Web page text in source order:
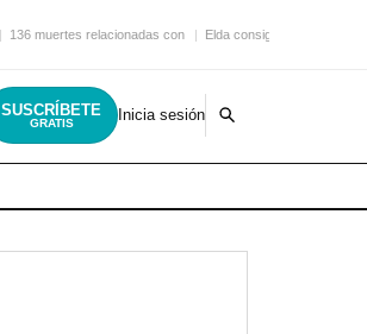
136 muertes relacionadas con Elda consigue una nueva
SUSCRÍBETE
GRATIS Inicia sesión